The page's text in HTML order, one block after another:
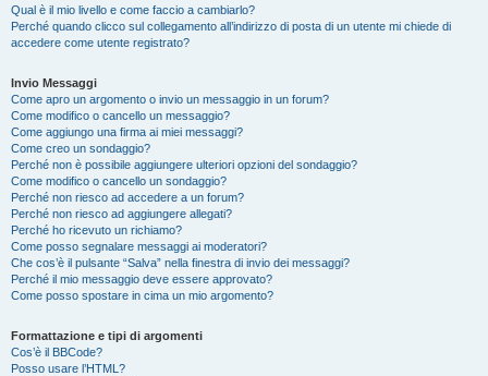
Qual è il mio livello e come faccio a cambiarlo?
Perché quando clicco sul collegamento all’indirizzo di posta di un utente mi chiede di
accedere come utente registrato?
Invio Messaggi
Come apro un argomento o invio un messaggio in un forum?
Come modifico o cancello un messaggio?
Come aggiungo una firma ai miei messaggi?
Come creo un sondaggio?
Perché non è possibile aggiungere ulteriori opzioni del sondaggio?
Come modifico o cancello un sondaggio?
Perché non riesco ad accedere a un forum?
Perché non riesco ad aggiungere allegati?
Perché ho ricevuto un richiamo?
Come posso segnalare messaggi ai moderatori?
Che cos’è il pulsante “Salva” nella finestra di invio dei messaggi?
Perché il mio messaggio deve essere approvato?
Come posso spostare in cima un mio argomento?
Formattazione e tipi di argomenti
Cos’è il BBCode?
Posso usare l’HTML?